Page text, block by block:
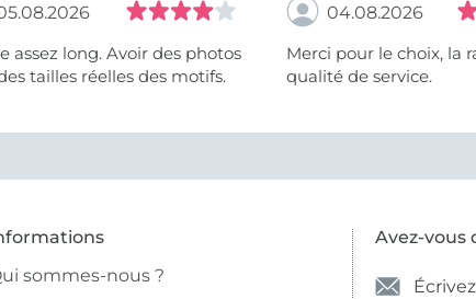
assez long. Avoir des photos
tailles réelles des motifs.
04.08.2026
Merci pour le choix, la rapidité, la
qualité de service.
sommes-nous ?
Avez-vous